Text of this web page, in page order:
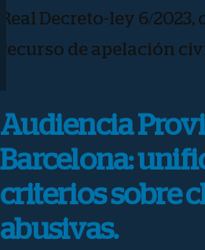
Real Decreto-ley 6/
recurso de apelación
Audiencia
Barcelona:
criterios sobre
abusivas.